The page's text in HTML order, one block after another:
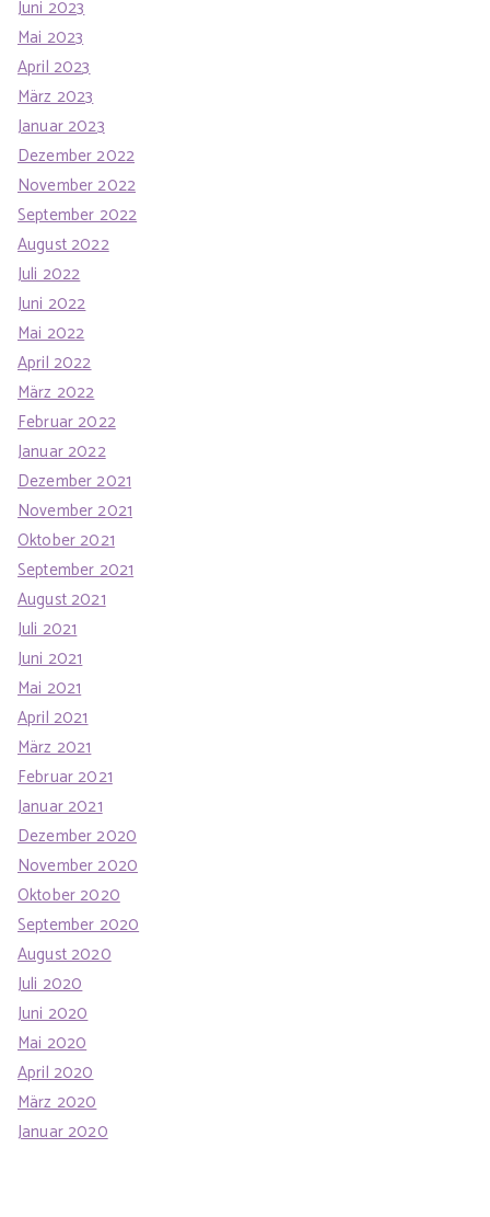
Juni 2023
Mai 2023
April 2023
März 2023
Januar 2023
Dezember 2022
November 2022
September 2022
August 2022
Juli 2022
Juni 2022
Mai 2022
April 2022
März 2022
Februar 2022
Januar 2022
Dezember 2021
November 2021
Oktober 2021
September 2021
August 2021
Juli 2021
Juni 2021
Mai 2021
April 2021
März 2021
Februar 2021
Januar 2021
Dezember 2020
November 2020
Oktober 2020
September 2020
August 2020
Juli 2020
Juni 2020
Mai 2020
April 2020
März 2020
Januar 2020